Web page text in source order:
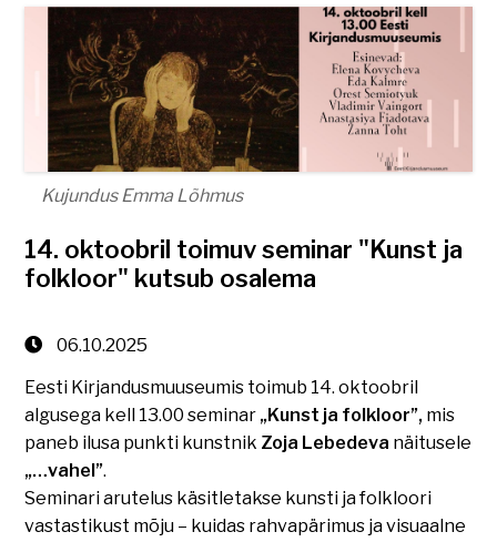
Kujundus Emma Lõhmus
14. oktoobril toimuv seminar "Kunst ja
folkloor" kutsub osalema
06.10.2025
Eesti Kirjandusmuuseumis toimub 14. oktoobril
algusega kell 13.00 seminar „Kunst ja folkloor”, mis
paneb ilusa punkti kunstnik Zoja Lebedeva näitusele
„…vahel”.
Seminari arutelus käsitletakse kunsti ja folkloori
vastastikust mõju – kuidas rahvapärimus ja visuaalne